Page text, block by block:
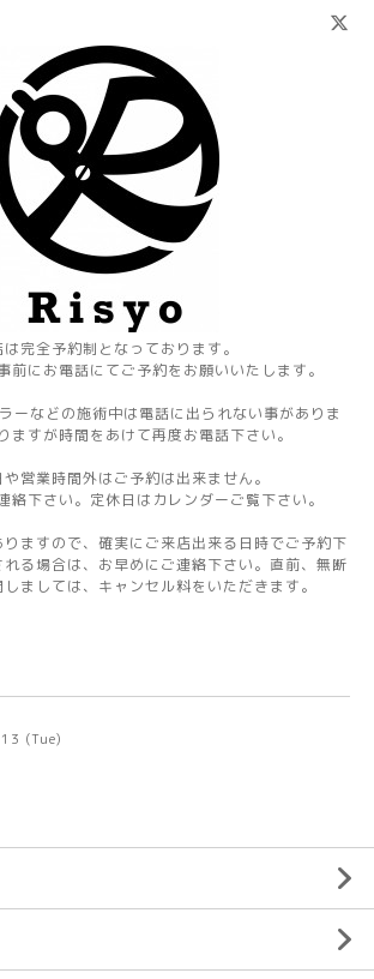
は完全予約制となっております。
前にお電話にてご予約をお願いいたします。
ーなどの施術中は電話に出られない事がありま
ますが時間をあけて再度お電話下さい。
営業時間外はご予約は出来ません。
絡下さい。定休日はカレンダーご覧下さい。
ますので、確実にご来店出来る日時でご予約下
る場合は、お早めにご連絡下さい。直前、無断
ましては、キャンセル料をいただきます。
(Tue)